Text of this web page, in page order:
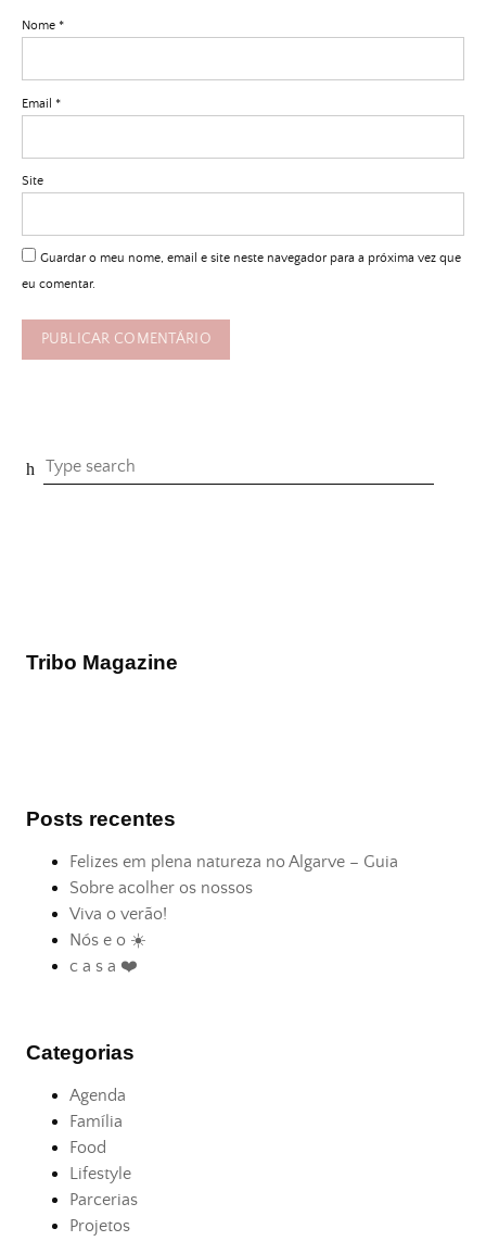
Nome *
Email *
Site
Guardar o meu nome, email e site neste navegador para a próxima vez que
eu comentar.
Tribo Magazine
Posts recentes
Felizes em plena natureza no Algarve – Guia
Sobre acolher os nossos
Viva o verão!
Nós e o ☀️
c a s a ❤️
Categorias
Agenda
Família
Food
Lifestyle
Parcerias
Projetos